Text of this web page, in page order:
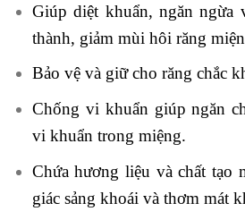
Giúp diệt khuẩn, ngăn ngừa
thành, giảm mùi hôi răng
Bảo vệ và giữ cho răng chắc
Chống vi khuẩn giúp ngăn
vi khuẩn trong miệng.
Chứa hương liệu và chất tạo
giác sảng khoái và thơm mát